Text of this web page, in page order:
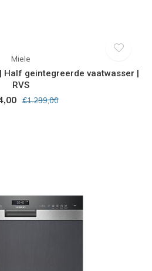
Miele
Half geintegreerde vaatwasser |
RVS
€1.299,00